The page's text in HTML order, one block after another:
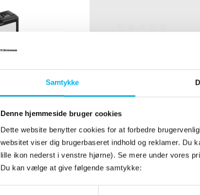
Samtykke
Denne hjemmeside bruger cookies
Dette website benytter cookies for at forbedre
websitet viser dig brugerbaseret indhold og reklamer. Du
lille ikon nederst i venstre hjørne). Se mere under vores
Du kan vælge at give følgende samtykke: